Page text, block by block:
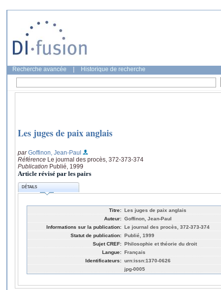
Recherche avancée Historique de recherche
Les juges de paix anglais
parGoffinon, Jean-Paul
Référence Le journal des procès, 372-373-374
Publication Publié, 1999
Article révisé par les pairs
DÉTAILS
Titre: Les juges de paix anglais
Auteur: Goffinon, Jean-Paul
Informations sur la publication: Le journal des procès, 372-373-374
Statut de publication: Publié, 1999
Sujet CREF: Philosophie et théorie du droit
Langue: Français
Identificateurs: urn:issn:1370-0626
jpg-0005